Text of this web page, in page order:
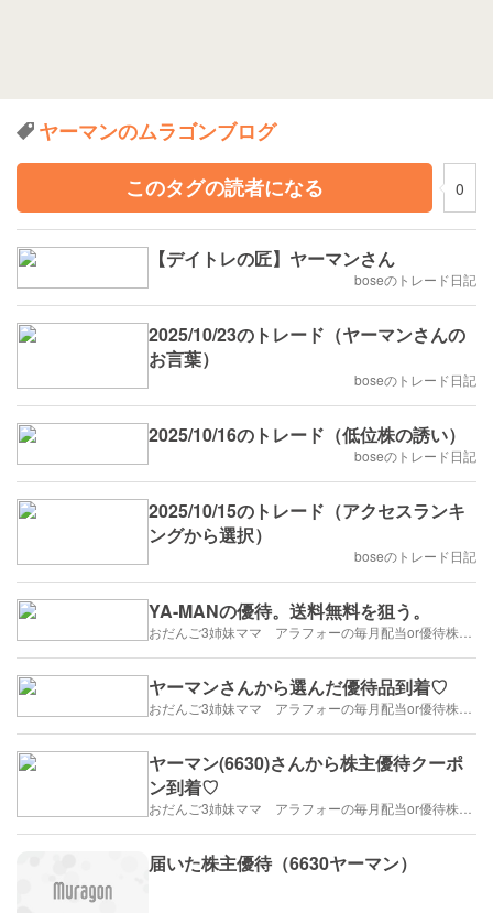
ヤーマンのムラゴンブログ
このタグの読者になる
0
【デイトレの匠】ヤーマンさん
boseのトレード日記
2025/10/23のトレード（ヤーマンさんの
お言葉）
boseのトレード日記
2025/10/16のトレード（低位株の誘い）
boseのトレード日記
2025/10/15のトレード（アクセスランキ
ングから選択）
boseのトレード日記
YA-MANの優待。送料無料を狙う。
ヤーマンさんから選んだ優待品到着♡
ヤーマン(6630)さんから株主優待クーポ
ン到着♡
届いた株主優待（6630ヤーマン）